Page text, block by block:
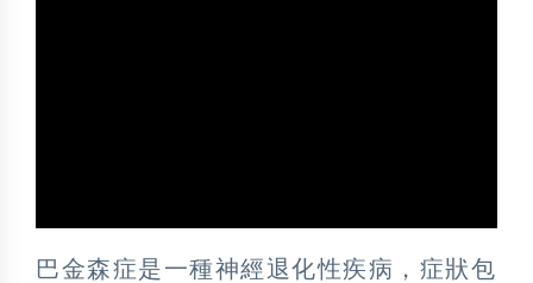
巴金森症是一種神經退化性疾病，症狀包